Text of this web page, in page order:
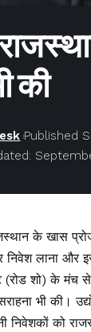
की
Published
के खास
निवेश लाना और
(रोड शो) के मंच से
भी की।
निवेशकों को